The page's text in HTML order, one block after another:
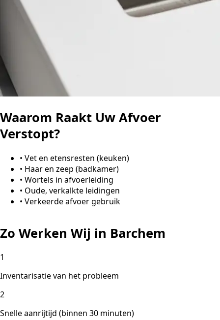
Waarom Raakt Uw Afvoer
Verstopt?
• Vet en etensresten (keuken)
• Haar en zeep (badkamer)
• Wortels in afvoerleiding
• Oude, verkalkte leidingen
• Verkeerde afvoer gebruik
Zo Werken Wij in Barchem
1
Inventarisatie van het probleem
2
Snelle aanrijtijd (binnen 30 minuten)